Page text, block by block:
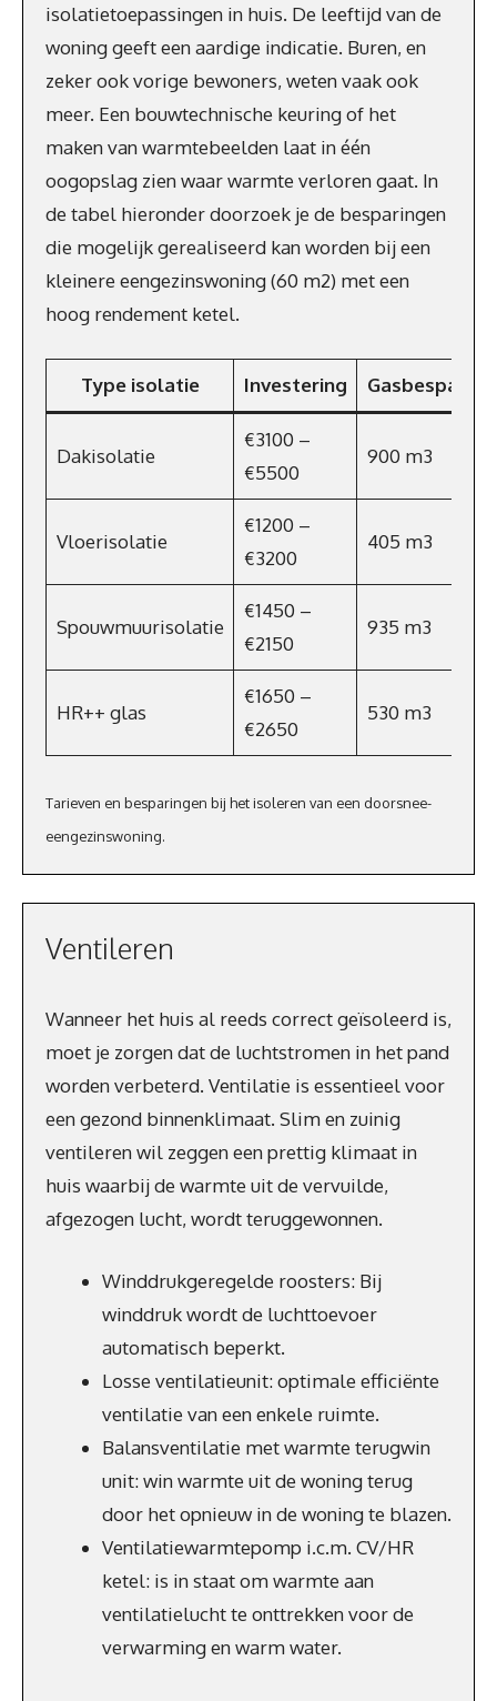
isolatietoepassingen in huis. De leeftijd van de
woning geeft een aardige indicatie. Buren, en
zeker ook vorige bewoners, weten vaak ook
meer. Een bouwtechnische keuring of het
maken van warmtebeelden laat in één
oogopslag zien waar warmte verloren gaat. In
de tabel hieronder doorzoek je de besparingen
die mogelijk gerealiseerd kan worden bij een
kleinere eengezinswoning (60 m2) met een
hoog rendement ketel.
Type isolatie Investering Gasbesparing
Dakisolatie
€3100 –
€5500
900 m3
Vloerisolatie
€1200 –
€3200
405 m3
Spouwmuurisolatie
€1450 –
€2150
935 m3
HR++ glas
€1650 –
€2650
530 m3
Tarieven en besparingen bij het isoleren van een doorsnee-
eengezinswoning.
Ventileren
Wanneer het huis al reeds correct geïsoleerd is,
moet je zorgen dat de luchtstromen in het pand
worden verbeterd. Ventilatie is essentieel voor
een gezond binnenklimaat. Slim en zuinig
ventileren wil zeggen een prettig klimaat in
huis waarbij de warmte uit de vervuilde,
afgezogen lucht, wordt teruggewonnen.
Winddrukgeregelde roosters: Bij
winddruk wordt de luchttoevoer
automatisch beperkt.
Losse ventilatieunit: optimale efficiënte
ventilatie van een enkele ruimte.
Balansventilatie met warmte terugwin
unit: win warmte uit de woning terug
door het opnieuw in de woning te blazen.
Ventilatiewarmtepomp i.c.m. CV/HR
ketel: is in staat om warmte aan
ventilatielucht te onttrekken voor de
verwarming en warm water.